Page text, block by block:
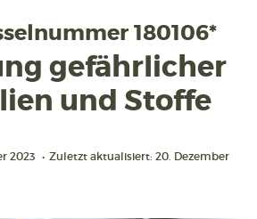
180106*
gefährlicher
und Stoffe
2023 • Zuletzt aktualisiert: 20. Dezember